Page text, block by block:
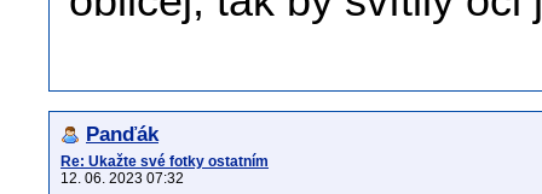
Panďák
Re: Ukažte své fotky ostatním
12. 06. 2023 07:32